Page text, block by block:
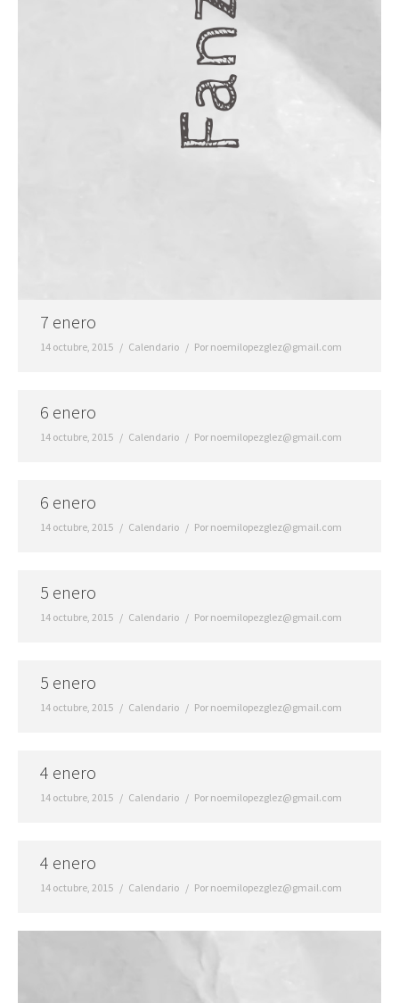
7 enero
14 octubre, 2015 Calendario Por noemilopezglez@gmail.com
6 enero
14 octubre, 2015 Calendario Por noemilopezglez@gmail.com
6 enero
14 octubre, 2015 Calendario Por noemilopezglez@gmail.com
5 enero
14 octubre, 2015 Calendario Por noemilopezglez@gmail.com
5 enero
14 octubre, 2015 Calendario Por noemilopezglez@gmail.com
4 enero
14 octubre, 2015 Calendario Por noemilopezglez@gmail.com
4 enero
14 octubre, 2015 Calendario Por noemilopezglez@gmail.com